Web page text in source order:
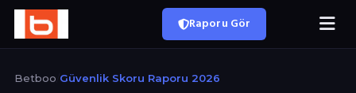
Raporu Gör
Betboo Güvenlik Skoru Raporu 2026